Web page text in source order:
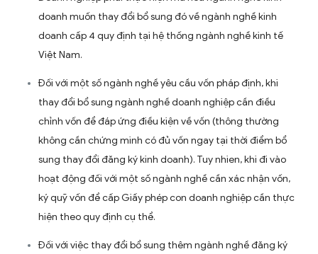
Lưu ý khi thay đổi ngành, nghề kinh doanh
Để có thể thay đổi ngành nghề kinh doanh, doanh nghiệp
phải lưu ý